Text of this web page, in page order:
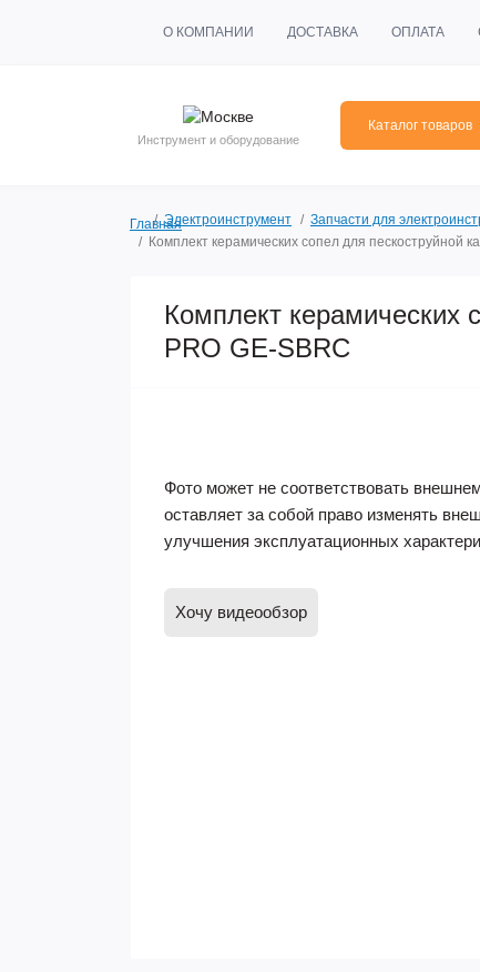
О КОМПАНИИ ДОСТАВКА ОПЛАТА
Инструмент и оборудование
Каталог товаров
ГлавнаяЭлектроинструмент Запчасти для
Комплект керамических сопел для пескоструйной
Комплект керамических
PRO GE-SBRC
Фото может не соответствовать
оставляет за собой право изменять
улучшения эксплуатационных
Хочу видеообзор